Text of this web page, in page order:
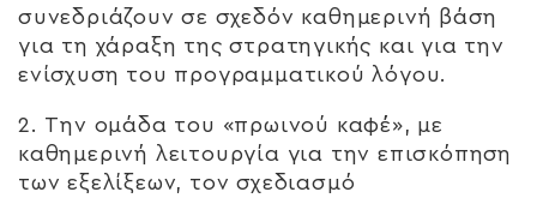
συνεδριάζουν σε σχεδόν καθημερινή βάση
για τη χάραξη της στρατηγικής και για την
ενίσχυση του προγραμματικού λόγου.
2. Την ομάδα του «πρωινού καφέ», με
καθημερινή λειτουργία για την επισκόπηση
των εξελίξεων, τον σχεδιασμό